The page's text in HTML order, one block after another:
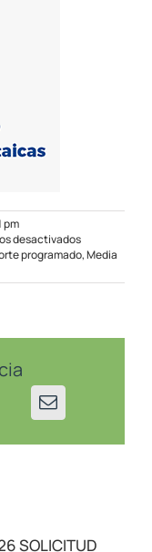
pm
desactivadosen
Corte
en
programado,Media
SOLICITUD